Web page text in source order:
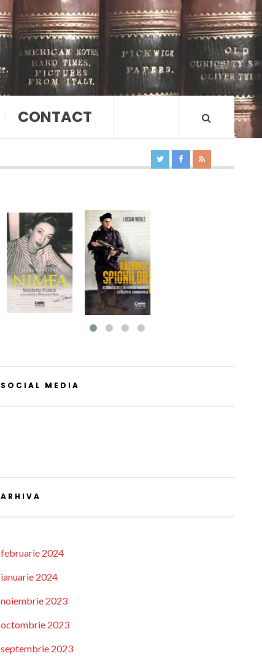
CONTACT
SOCIAL MEDIA
ARHIVA
februarie 2024
ianuarie 2024
noiembrie 2023
octombrie 2023
septembrie 2023